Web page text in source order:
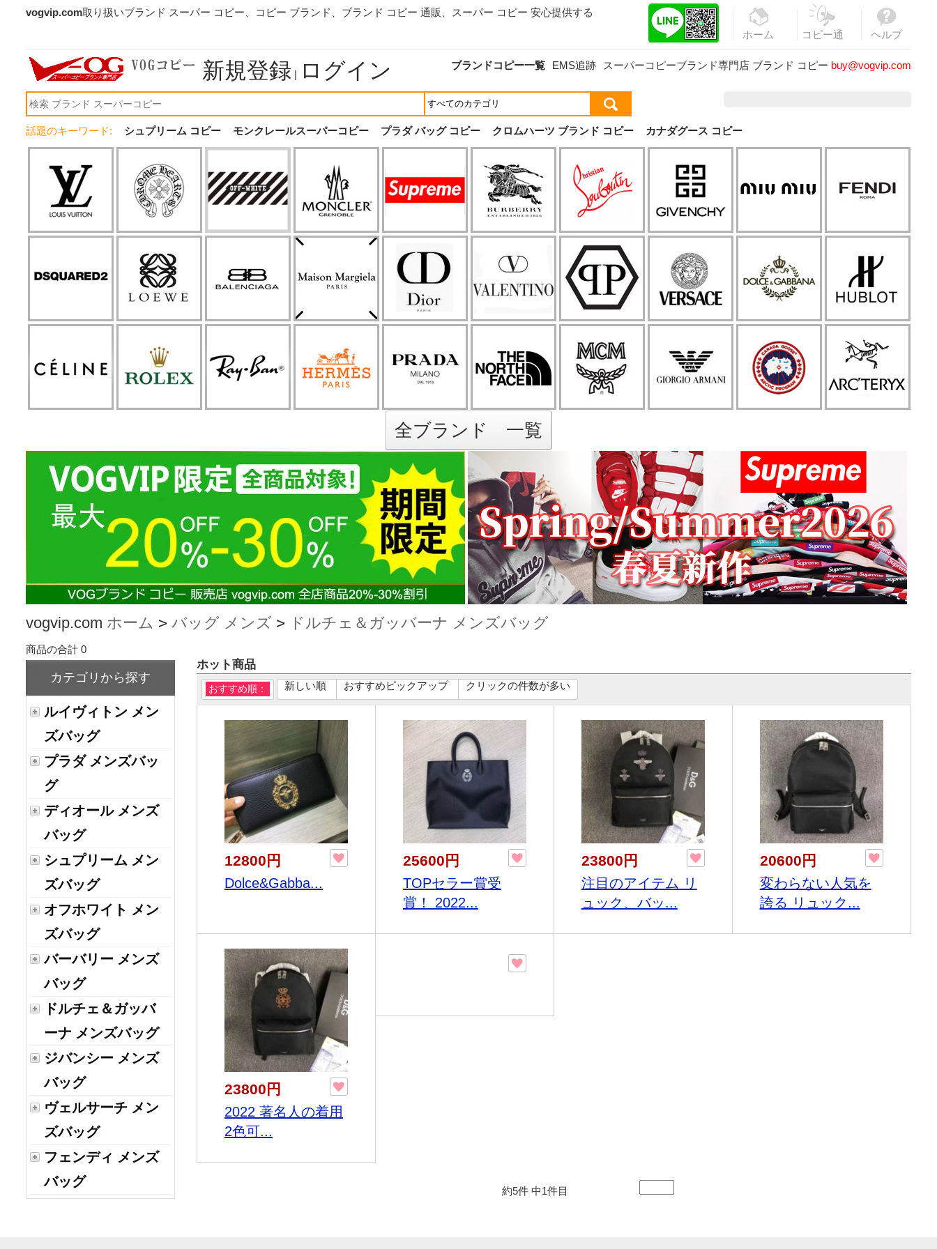
vogvip.com取り扱いブランド スーパー コピー、コピー ブランド、 ブランド コピー 通販
、スーパー コピー 安心提供する
ホーム
コピー通
ヘルプ
新規登録 | ログイン ブランドコピー一覧 EMS追跡 スーパーコピーブランド専門店 ブランド コピー buy@vogvip.com
話題のキーワード: シュプリーム コピー モンクレールスーパーコピー プラダ バッグ コピー クロムハーツ ブランド コピー カナダグース コピー
全ブランド 一覧
vogvip.com ホーム > バッグ メンズ > ドルチェ＆ガッバーナ メンズバッグ
商品の合計 0
カテゴリから探す
ルイヴィトン メン
ズバッグ
プラダ メンズバッ
グ
ディオール メンズ
バッグ
シュプリーム メン
ズバッグ
オフホワイト メン
ズバッグ
バーバリー メンズ
バッグ
ドルチェ＆ガッバ
ーナ メンズバッグ
ジバンシー メンズ
バッグ
ヴェルサーチ メン
ズバッグ
フェンディ メンズ
バッグ
ホット商品
おすすめ順： 新しい順 おすすめピックアップ クリックの件数が多い
12800円
Dolce&Gabba...
25600円
TOPセラー賞受
賞！ 2022...
23800円
注目のアイテム リ
ュック、バッ...
20600円
変わらない人気を
誇る リュック...
23800円
2022 著名人の着用
2色可...
約5件 中1件目